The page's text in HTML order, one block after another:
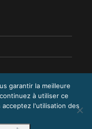
Réalisé par
garantir la meilleure
à utiliser ce
l'utilisation des